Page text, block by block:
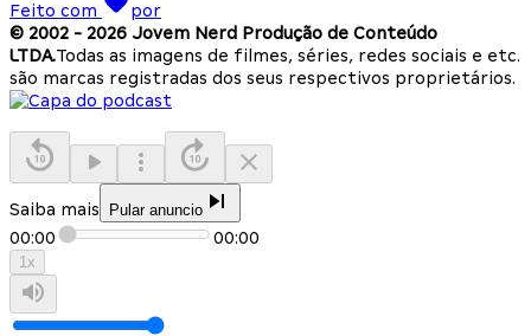
Feito com
por
© 2002 - 2026 Jovem Nerd Produção de Conteúdo
LTDA.Todas as imagens de filmes, séries, redes sociais e etc.
são marcas registradas dos seus respectivos proprietários.
Saiba mais Pular anuncio
00:00 00:00
1x